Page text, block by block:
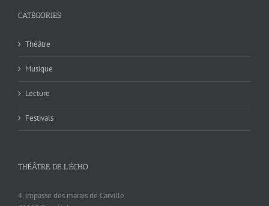
CATÉGORIES
Théâtre
Musique
Lecture
Festivals
THÉÂTRE DE L’ÉCHO
4, impasse des marais de Carville